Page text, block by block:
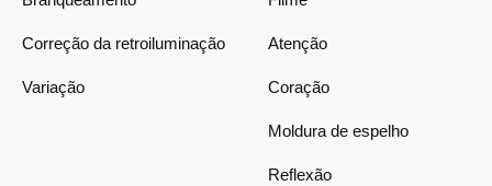
Correção da retroiluminação
Variação
Atenção
Coração
Moldura de espelho
Reflexão